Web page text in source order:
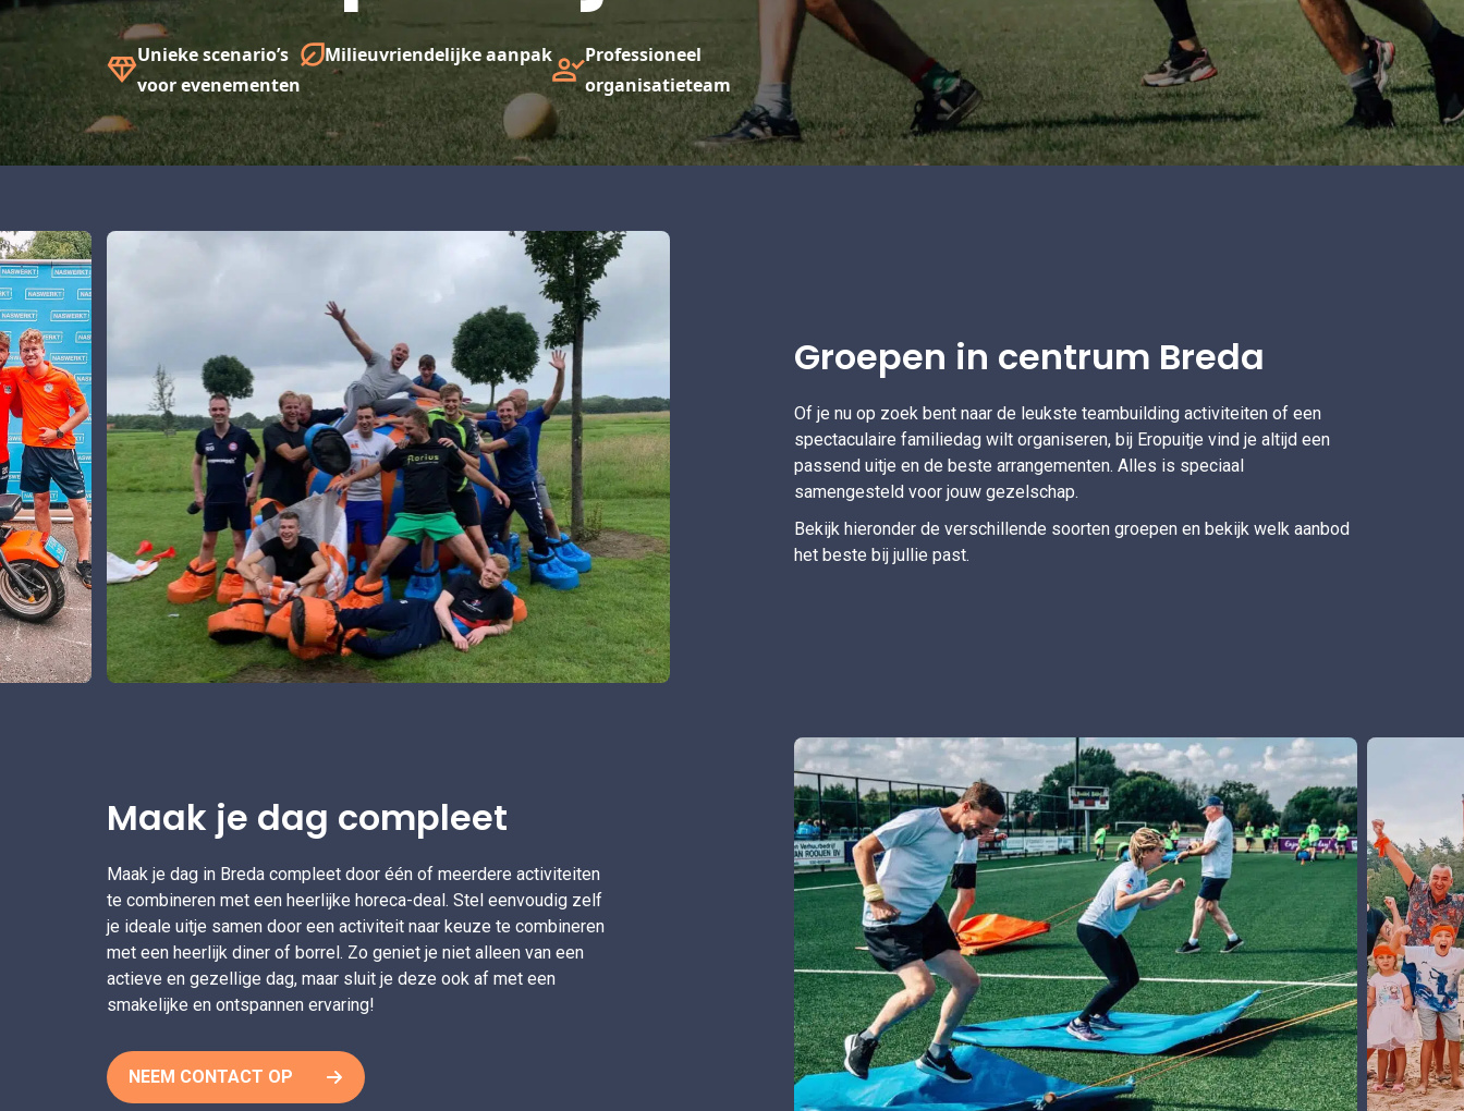
Unieke scenario’s
voor evenementen
Milieuvriendelijke aanpak
Professioneel
organisatieteam
Groepen in centrum Breda
Of je nu op zoek bent naar de leukste teambuilding activiteiten of een
spectaculaire familiedag wilt organiseren, bij Eropuitje vind je altijd een
passend uitje en de beste arrangementen. Alles is speciaal
samengesteld voor jouw gezelschap.
Bekijk hieronder de verschillende soorten groepen en bekijk welk aanbod
het beste bij jullie past.
Maak je dag compleet
Maak je dag in Breda compleet door één of meerdere activiteiten
te combineren met een heerlijke horeca-deal. Stel eenvoudig zelf
je ideale uitje samen door een activiteit naar keuze te combineren
met een heerlijk diner of borrel. Zo geniet je niet alleen van een
actieve en gezellige dag, maar sluit je deze ook af met een
smakelijke en ontspannen ervaring!
NEEM CONTACT OP